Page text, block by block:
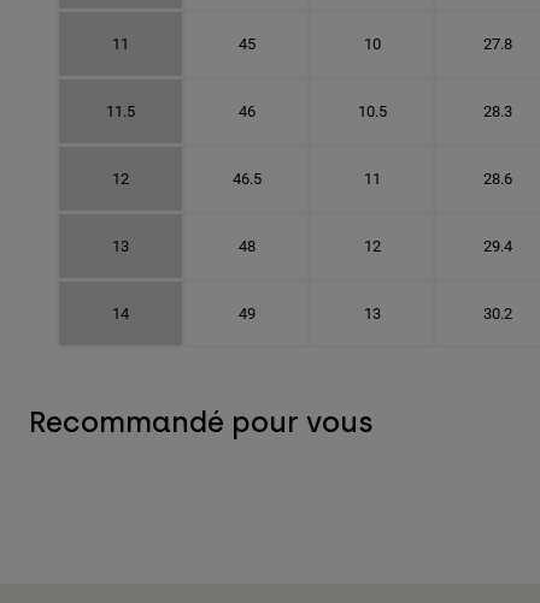
11 45 10 27.8
11.5 46 10.5 28.3
12 46.5 11 28.6
13 48 12 29.4
14 49 13 30.2
Recommandé pour vous